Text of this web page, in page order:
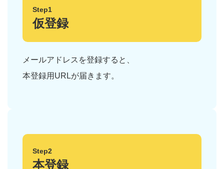
Step1
仮登録
メールアドレスを登録すると、
本登録用URLが届きます。
Step2
本登録